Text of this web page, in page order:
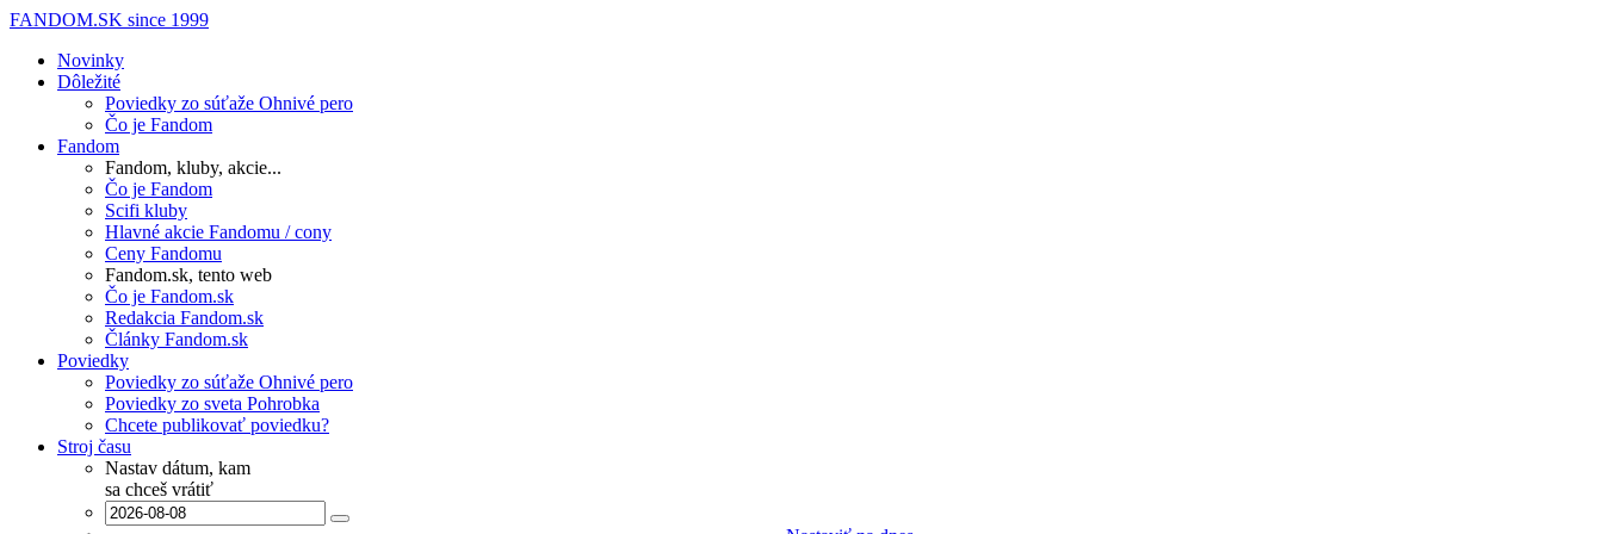
FANDOM.SK since 1999
Novinky
Dôležité
Poviedky zo súťaže Ohnivé pero
Čo je Fandom
Fandom
Fandom, kluby, akcie...
Čo je Fandom
Scifi kluby
Hlavné akcie Fandomu / cony
Ceny Fandomu
Fandom.sk, tento web
Čo je Fandom.sk
Redakcia Fandom.sk
Články Fandom.sk
Poviedky
Poviedky zo súťaže Ohnivé pero
Poviedky zo sveta Pohrobka
Chcete publikovať poviedku?
Stroj času
Nastav dátum, kam
sa chceš vrátiť